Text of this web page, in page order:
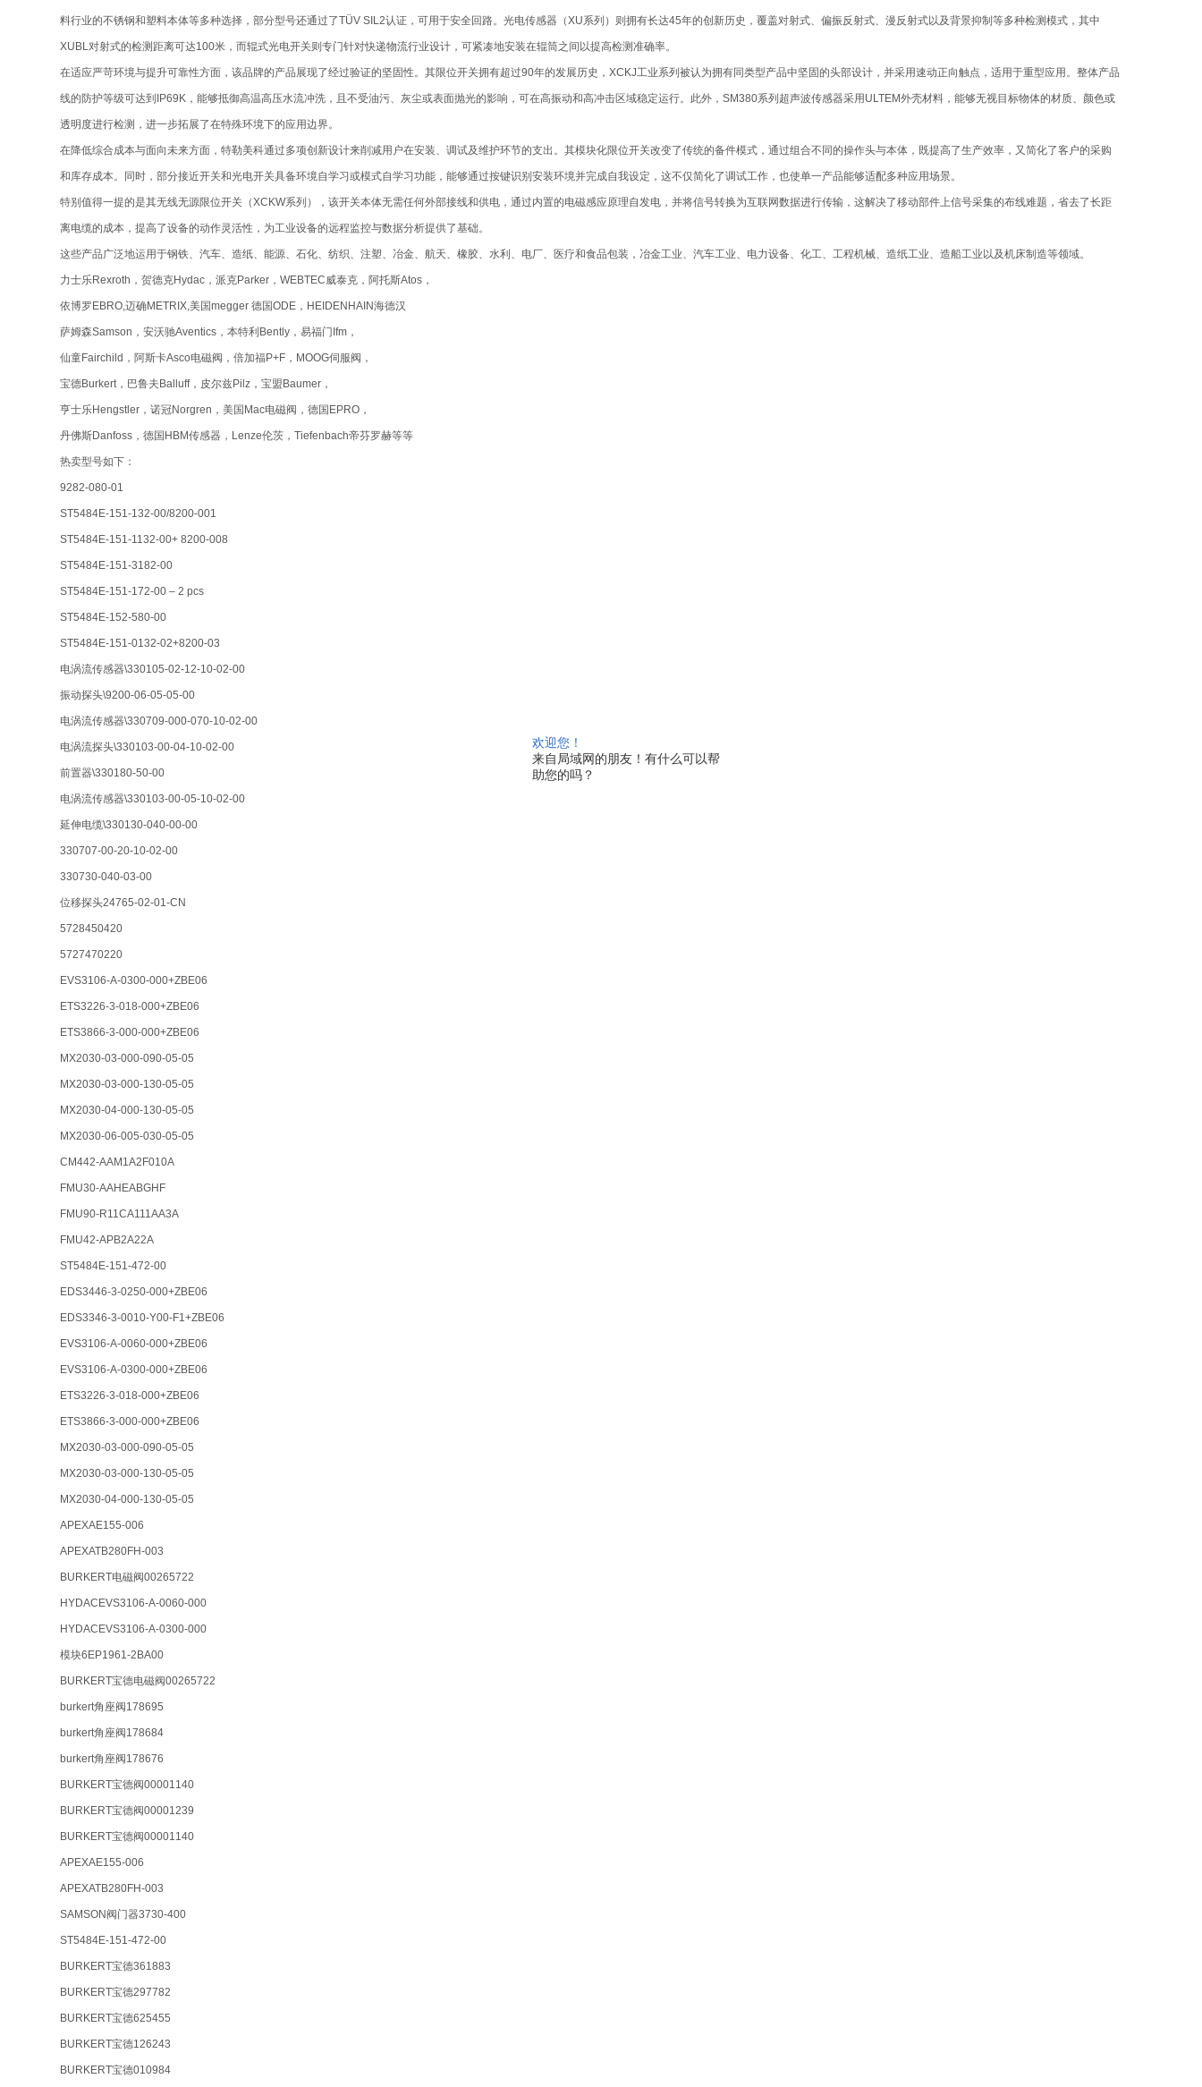
欢迎您！
来自局域网的朋友！有什么可以帮
助您的吗？
料行业的不锈钢和塑料本体等多种选择，部分型号还通过了TÜV SIL2认证，可用于安全回路。光电传感器（XU系列）则拥有长达45年的创新历史，覆盖对射式、偏振反射式、漫反射式以及背景抑制等多种检测模式，其中
XUBL对射式的检测距离可达100米，而辊式光电开关则专门针对快递物流行业设计，可紧凑地安装在辊筒之间以提高检测准确率。
在适应严苛环境与提升可靠性方面，该品牌的产品展现了经过验证的坚固性。其限位开关拥有超过90年的发展历史，XCKJ工业系列被认为拥有同类型产品中坚固的头部设计，并采用速动正向触点，适用于重型应用。整体产品
线的防护等级可达到IP69K，能够抵御高温高压水流冲洗，且不受油污、灰尘或表面抛光的影响，可在高振动和高冲击区域稳定运行。此外，SM380系列超声波传感器采用ULTEM外壳材料，能够无视目标物体的材质、颜色或
透明度进行检测，进一步拓展了在特殊环境下的应用边界。
在降低综合成本与面向未来方面，特勒美科通过多项创新设计来削减用户在安装、调试及维护环节的支出。其模块化限位开关改变了传统的备件模式，通过组合不同的操作头与本体，既提高了生产效率，又简化了客户的采购
和库存成本。同时，部分接近开关和光电开关具备环境自学习或模式自学习功能，能够通过按键识别安装环境并完成自我设定，这不仅简化了调试工作，也使单一产品能够适配多种应用场景。
特别值得一提的是其无线无源限位开关（XCKW系列），该开关本体无需任何外部接线和供电，通过内置的电磁感应原理自发电，并将信号转换为互联网数据进行传输，这解决了移动部件上信号采集的布线难题，省去了长距
离电缆的成本，提高了设备的动作灵活性，为工业设备的远程监控与数据分析提供了基础。
这些产品广泛地运用于钢铁、汽车、造纸、能源、石化、纺织、注塑、冶金、航天、橡胶、水利、电厂、医疗和食品包装，冶金工业、汽车工业、电力设备、化工、工程机械、造纸工业、造船工业以及机床制造等领域。
力士乐Rexroth，贺德克Hydac，派克Parker，WEBTEC威泰克，阿托斯Atos，
依博罗EBRO,迈确METRIX,美国megger 德国ODE，HEIDENHAIN海德汉
萨姆森Samson，安沃驰Aventics，本特利Bently，易福门Ifm，
仙童Fairchild，阿斯卡Asco电磁阀，倍加福P+F，MOOG伺服阀，
宝德Burkert，巴鲁夫Balluff，皮尔兹Pilz，宝盟Baumer，
亨士乐Hengstler，诺冠Norgren，美国Mac电磁阀，德国EPRO，
丹佛斯Danfoss，德国HBM传感器，Lenze伦茨，Tiefenbach帝芬罗赫等等
热卖型号如下：
9282-080-01
ST5484E-151-132-00/8200-001
ST5484E-151-1132-00+ 8200-008
ST5484E-151-3182-00
ST5484E-151-172-00 – 2 pcs
ST5484E-152-580-00
ST5484E-151-0132-02+8200-03
电涡流传感器\330105-02-12-10-02-00
振动探头\9200-06-05-05-00
电涡流传感器\330709-000-070-10-02-00
电涡流探头\330103-00-04-10-02-00
前置器\330180-50-00
电涡流传感器\330103-00-05-10-02-00
延伸电缆\330130-040-00-00
330707-00-20-10-02-00
330730-040-03-00
位移探头24765-02-01-CN
5728450420
5727470220
EVS3106-A-0300-000+ZBE06
ETS3226-3-018-000+ZBE06
ETS3866-3-000-000+ZBE06
MX2030-03-000-090-05-05
MX2030-03-000-130-05-05
MX2030-04-000-130-05-05
MX2030-06-005-030-05-05
CM442-AAM1A2F010A
FMU30-AAHEABGHF
FMU90-R11CA111AA3A
FMU42-APB2A22A
ST5484E-151-472-00
EDS3446-3-0250-000+ZBE06
EDS3346-3-0010-Y00-F1+ZBE06
EVS3106-A-0060-000+ZBE06
EVS3106-A-0300-000+ZBE06
ETS3226-3-018-000+ZBE06
ETS3866-3-000-000+ZBE06
MX2030-03-000-090-05-05
MX2030-03-000-130-05-05
MX2030-04-000-130-05-05
APEXAE155-006
APEXATB280FH-003
BURKERT电磁阀00265722
HYDACEVS3106-A-0060-000
HYDACEVS3106-A-0300-000
模块6EP1961-2BA00
BURKERT宝德电磁阀00265722
burkert角座阀178695
burkert角座阀178684
burkert角座阀178676
BURKERT宝德阀00001140
BURKERT宝德阀00001239
BURKERT宝德阀00001140
APEXAE155-006
APEXATB280FH-003
SAMSON阀门器3730-400
ST5484E-151-472-00
BURKERT宝德361883
BURKERT宝德297782
BURKERT宝德625455
BURKERT宝德126243
BURKERT宝德010984